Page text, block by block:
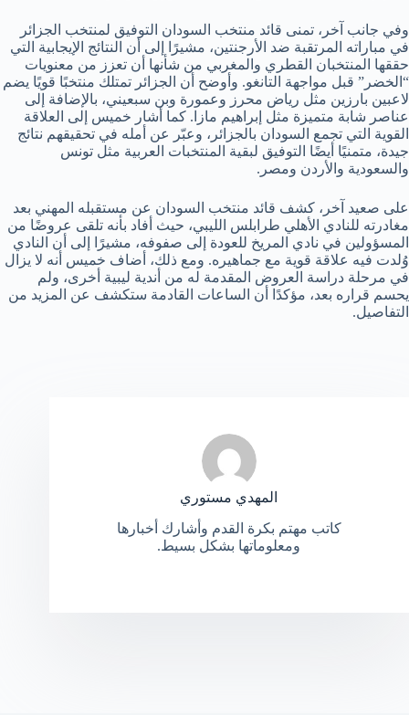
وفي جانب آخر، تمنى قائد منتخب السودان التوفيق لمنتخب الجزائر
في مباراته المرتقبة ضد الأرجنتين، مشيرًا إلى أن النتائج الإيجابية التي
حققها المنتخبان القطري والمغربي من شأنها أن تعزز من معنويات
“الخضر” قبل مواجهة التانغو. وأوضح أن الجزائر تمتلك منتخبًا قويًا يضم
لاعبين بارزين مثل رياض محرز وعمورة وبن سبعيني، بالإضافة إلى
عناصر شابة متميزة مثل إبراهيم مازا. كما أشار خميس إلى العلاقة
القوية التي تجمع السودان بالجزائر، وعبّر عن أمله في تحقيقهم نتائج
جيدة، متمنيًا أيضًا التوفيق لبقية المنتخبات العربية مثل تونس
والسعودية والأردن ومصر.
على صعيد آخر، كشف قائد منتخب السودان عن مستقبله المهني بعد
مغادرته للنادي الأهلي طرابلس الليبي، حيث أفاد بأنه تلقى عروضًا من
المسؤولين في نادي المريخ للعودة إلى صفوفه، مشيرًا إلى أن النادي
وُلدت فيه علاقة قوية مع جماهيره. ومع ذلك، أضاف خميس أنه لا يزال
في مرحلة دراسة العروض المقدمة له من أندية ليبية أخرى، ولم
يحسم قراره بعد، مؤكدًا أن الساعات القادمة ستكشف عن المزيد من
التفاصيل.
المهدي مستوري
كاتب مهتم بكرة القدم وأشارك أخبارها
ومعلوماتها بشكل بسيط.